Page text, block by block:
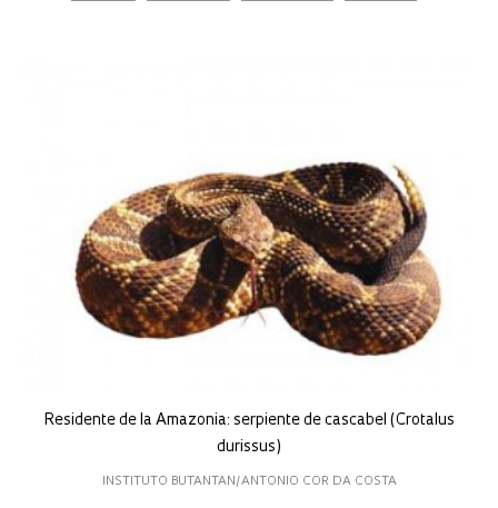
Residente de la Amazonia: serpiente de cascabel (Crotalus
durissus)
INSTITUTO BUTANTAN/ANTONIO COR DA COSTA